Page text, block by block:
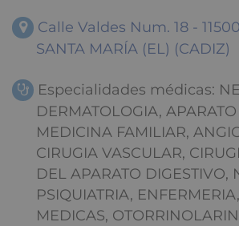
Calle Valdes Num. 18 -
SANTA MARÍA (EL) (CADIZ)
Especialidades médicas:
DERMATOLOGIA,
MEDICINA FAMILIAR,
CIRUGIA VASCULAR,
DEL APARATO DIGESTIVO,
PSIQUIATRIA,
MEDICAS,